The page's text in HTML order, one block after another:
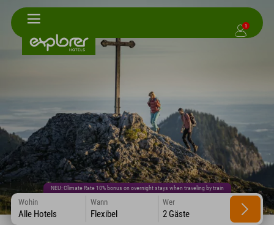
1
NEU: Climate Rate 10% bonus on overnight stays when traveling by train
Wohin
Alle Hotels
Wann
Flexibel
Wer
2 Gäste